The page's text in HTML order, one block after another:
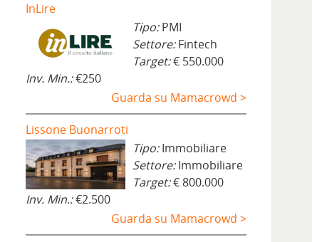
InLire
Tipo:PMI
Settore:Fintech
Target:€ 550.000
Inv. Min.:€250
Guarda su Mamacrowd >
Lissone Buonarroti
Tipo:Immobiliare
Settore:Immobiliare
Target:€ 800.000
Inv. Min.:€2.500
Guarda su Mamacrowd >